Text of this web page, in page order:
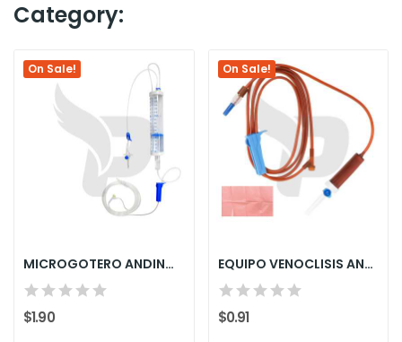
Category:
On Sale!
MICROGOTERO ANDINO FOTOSENSIBLE 150 ML
$1.90
On Sale!
EQUIPO VENOCLISIS ANDINO FOTOSENSIBLE
$0.91